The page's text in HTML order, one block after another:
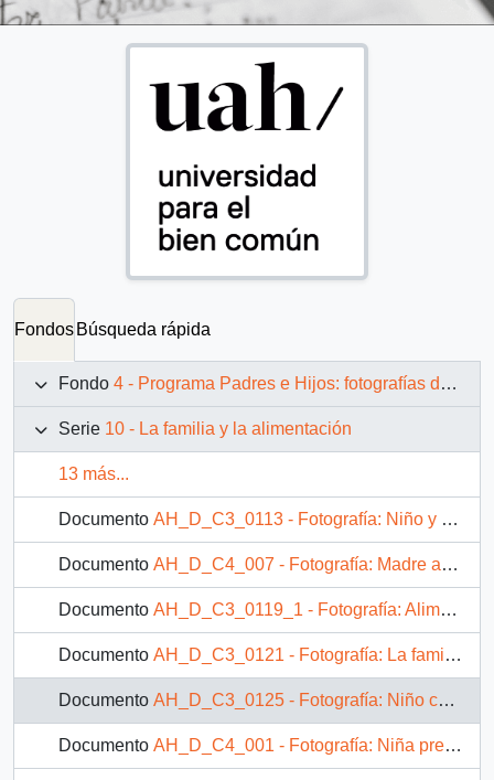
Fondos Búsqueda rápida
Fondo 4 - Programa Padres e Hijos: fotografías de Juan Maino
Serie 10 - La familia y la alimentación
13 más...
Documento AH_D_C3_0113 - Fotografía: Niño y adulto conversando en la comida
Documento AH_D_C4_007 - Fotografía: Madre amamantando
Documento AH_D_C3_0119_1 - Fotografía: Alimentando a niño
Documento AH_D_C3_0121 - Fotografía: La familia comiendo
Documento AH_D_C3_0125 - Fotografía: Niño comiendo pan
Documento AH_D_C4_001 - Fotografía: Niña preparando comida